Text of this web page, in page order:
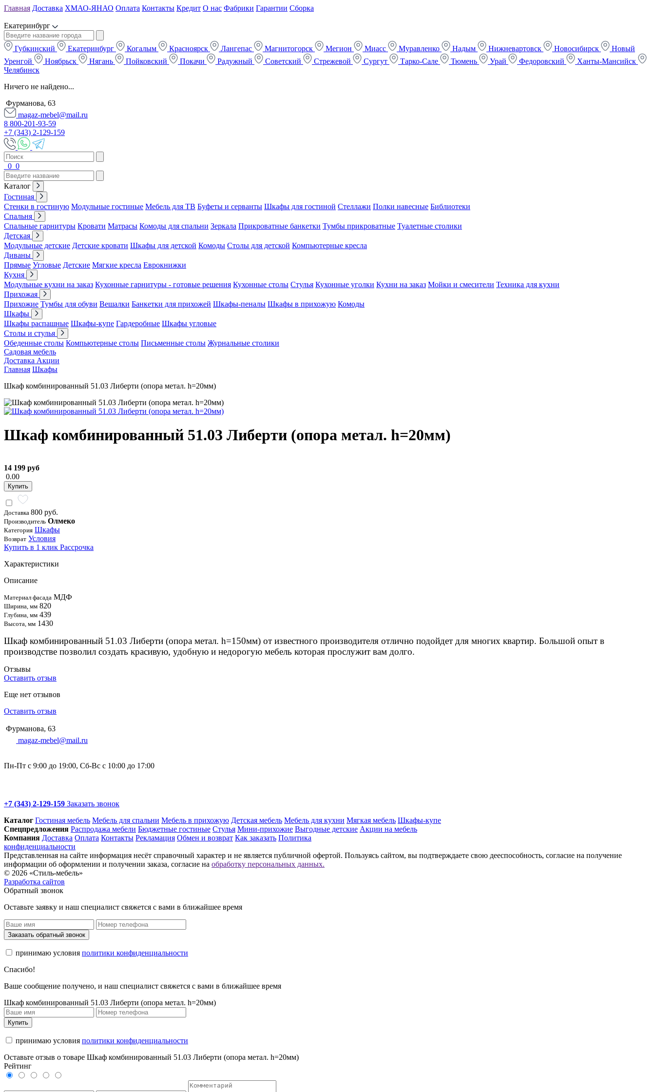
Главная Доставка ХМАО-ЯНАО Оплата Контакты Кредит О нас Фабрики Гарантии Сборка
Екатеринбург
Губкинский Екатеринбург Когалым Красноярск Лангепас Магнитогорск Мегион Миасс Муравленко Надым Нижневартовск Новосибирск
Новый
Уренгой
Ноябрьск Нягань Пойковский Покачи Радужный Советский Стрежевой Сургут Тарко-Сале Тюмень Урай Федоровский
Ханты-Мансийск
Челябинск
Ничего не найдено...
Фурманова, 63
magaz-mebel@mail.ru
8 800-201-93-59
+7 (343) 2-129-159
0 0
Каталог
Гостиная
Стенки в гостиную Модульные гостиные Мебель для ТВ Буфеты и серванты Шкафы для гостиной Стеллажи Полки навесные Библиотеки
Спальня
Спальные гарнитуры Кровати Матрасы Комоды для спальни Зеркала Прикроватные банкетки Тумбы прикроватные Туалетные столики
Детская
Модульные детские Детские кровати Шкафы для детской Комоды Столы для детской Компьютерные кресла
Диваны
Прямые Угловые Детские Мягкие кресла Еврокнижки
Кухня
Модульные кухни на заказ Кухонные гарнитуры - готовые решения Кухонные столы Стулья Кухонные уголки Кухни на заказ Мойки и смесители Техника для кухни
Прихожая
Прихожие Тумбы для обуви Вешалки Банкетки для прихожей Шкафы-пеналы Шкафы в прихожую Комоды
Шкафы
Шкафы распашные Шкафы-купе Гардеробные Шкафы угловые
Столы и стулья
Обеденные столы Компьютерные столы Письменные столы Журнальные столики
Садовая мебель
Доставка Акции
Главная Шкафы
Шкаф комбинированный 51.03 Либерти (опора метал. h=20мм)
Шкаф комбинированный 51.03 Либерти (опора метал. h=20мм)
14 199 руб
0.00
Купить
Доставка 800 руб.
Производитель Олмеко
Категория Шкафы
Возврат Условия
Купить в 1 клик Рассрочка
Характеристики
Описание
Материал фасада МДФ
Ширина, мм 820
Глубина, мм 439
Высота, мм 1430
Шкаф комбинированный 51.03 Либерти (опора метал. h=150мм) от известного производителя отлично подойдет для многих квартир. Большой опыт в
производстве позволил создать красивую, удобную и недорогую мебель которая прослужит вам долго.
Отзывы
Оставить отзыв
Еще нет отзывов
Оставить отзыв
Фурманова, 63
magaz-mebel@mail.ru
Пн-Пт с 9:00 до 19:00, Сб-Вс с 10:00 до 17:00
+7 (343) 2-129-159 Заказать звонок
Каталог Гостиная мебель Мебель для спальни Мебель в прихожую Детская мебель Мебель для кухни Мягкая мебель Шкафы-купе
Спец­предложения Распродажа мебели Бюджетные гостиные Стулья Мини-прихожие Выгодные детские Акции на мебель
Компания Доставка Оплата Контакты Рекламация Обмен и возврат Как заказать Политика
конфиденциальности
Представленная на сайте информация несёт справочный характер и не является публичной офертой. Пользуясь сайтом, вы подтверждаете свою дееспособность, согласие на получение
информации об оформлении и получении заказа, согласие на обработку персональных данных.
© 2026 «Стиль-мебель»
Разработка сайтов
Обратный звонок
Оставьте заявку и наш специалист свяжется с вами в ближайшее время
Заказать обратный звонок
принимаю условия политики конфиденциальности
Спасибо!
Ваше сообщение получено, и наш специалист свяжется с вами в ближайшее время
Шкаф комбинированный 51.03 Либерти (опора метал. h=20мм)
Купить
принимаю условия политики конфиденциальности
Оставьте отзыв о товаре Шкаф комбинированный 51.03 Либерти (опора метал. h=20мм)
Рейтинг